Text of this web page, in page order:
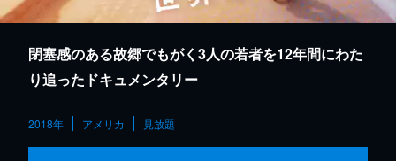
閉塞感のある故郷でもがく3人の若者を12年間にわた
り追ったドキュメンタリー
2018年 アメリカ 見放題